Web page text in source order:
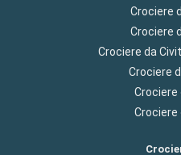
Crociere
Crociere
Crociere da
Crociere
Crociere
Crociere